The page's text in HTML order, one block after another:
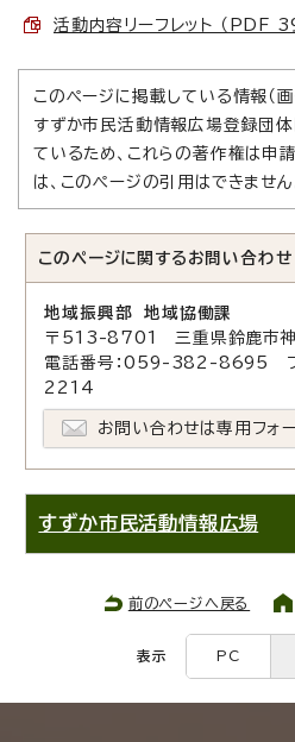
活動内容リーフレット （PDF
このページに掲載している情報（画
すずか市民活動情報広場登録団
ているため、これらの著作権は申
は、このページの引用はできません
このページに関する お問い合わせ
地域振興部 地域協働課
〒513-8701 三重県鈴鹿市神
電話番号：059-382-8695
2214
お問い合わせは専用フォ
すずか市民活動情報広場
前のページへ戻る
表示 PC